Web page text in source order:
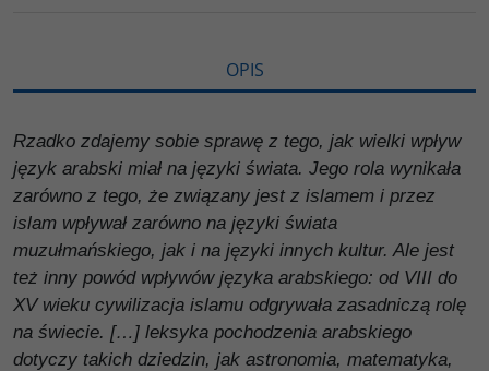
OPIS
Rzadko zdajemy sobie sprawę z tego, jak wielki wpływ
język arabski miał na języki świata. Jego rola wynikała
zarówno z tego, że związany jest z islamem i przez
islam wpływał zarówno na języki świata
muzułmańskiego, jak i na języki innych kultur. Ale jest
też inny powód wpływów języka arabskiego: od VIII do
XV wieku cywilizacja islamu odgrywała zasadniczą rolę
na świecie. […] leksyka pochodzenia arabskiego
dotyczy takich dziedzin, jak astronomia, matematyka,